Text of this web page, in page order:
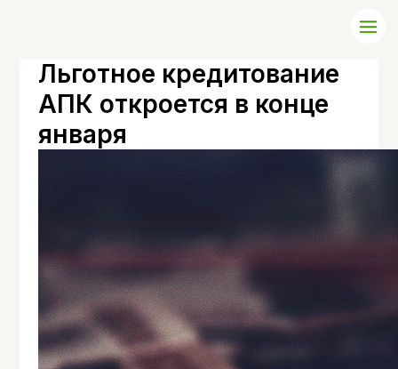
Льготное кредитование
АПК откроется в конце
января